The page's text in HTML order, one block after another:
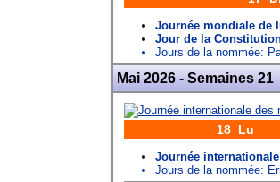
Journée mondiale de
Jour de la
Jours de la nommée:
Mai 2026 - Semaines 21
18 Lu
Journée
Jours de la nommée: